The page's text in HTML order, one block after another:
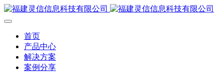
首页
产品中心
解决方案
案例分享